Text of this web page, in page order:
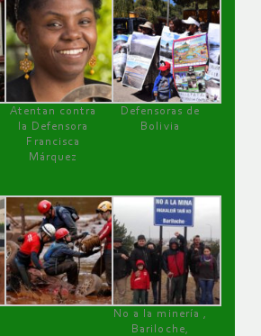
Atentan contra
la Defensora
Francisca
Márquez
Defensoras de
Bolivia
No a la minería ,
Bariloche,